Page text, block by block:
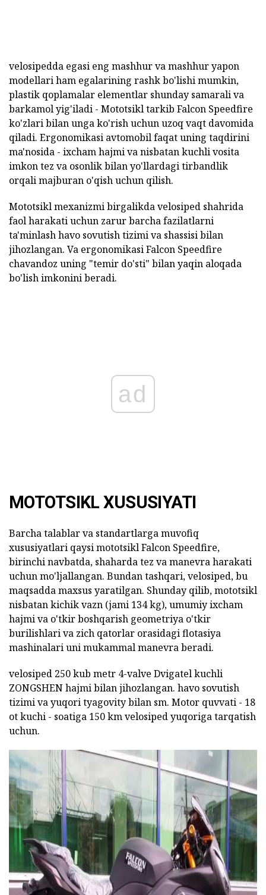
velosipedda egasi eng mashhur va mashhur yapon
modellari ham egalarining rashk bo'lishi mumkin,
plastik qoplamalar elementlar shunday samarali va
barkamol yig'iladi - Mototsikl tarkib Falcon Speedfire
ko'zlari bilan unga ko'rish uchun uzoq vaqt davomida
qiladi. Ergonomikasi avtomobil faqat uning taqdirini
ma'nosida - ixcham hajmi va nisbatan kuchli vosita
imkon tez va osonlik bilan yo'llardagi tirbandlik
orqali majburan o'qish uchun qilish.
Mototsikl mexanizmi birgalikda velosiped shahrida
faol harakati uchun zarur barcha fazilatlarni
ta'minlash havo sovutish tizimi va shassisi bilan
jihozlangan. Va ergonomikasi Falcon Speedfire
chavandoz uning "temir do'sti" bilan yaqin aloqada
bo'lish imkonini beradi.
ad
MOTOTSIKL XUSUSIYATI
Barcha talablar va standartlarga muvofiq
xususiyatlari qaysi mototsikl Falcon Speedfire,
birinchi navbatda, shaharda tez va manevra harakati
uchun mo'ljallangan. Bundan tashqari, velosiped, bu
maqsadda maxsus yaratilgan. Shunday qilib, mototsikl
nisbatan kichik vazn (jami 134 kg), umumiy ixcham
hajmi va o'tkir boshqarish geometriya o'tkir
burilishlari va zich qatorlar orasidagi flotasiya
mashinalari uni mukammal manevra beradi.
velosiped 250 kub metr 4-valve Dvigatel kuchli
ZONGSHEN hajmi bilan jihozlangan. havo sovutish
tizimi va yuqori tyagovity bilan sm. Motor quvvati - 18
ot kuchi - soatiga 150 km velosiped yuqoriga tarqatish
uchun.